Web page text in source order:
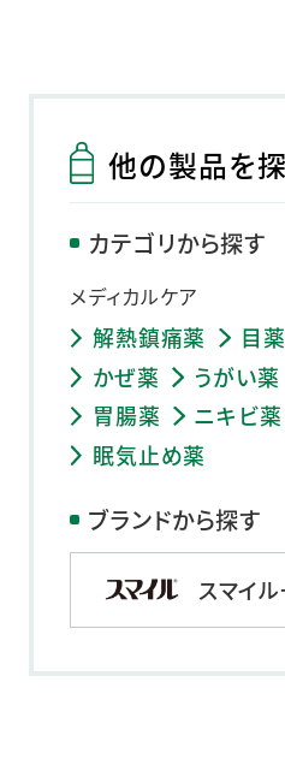
他の製品を
カテゴリから探す
メディカルケア
解熱鎮痛薬
目
かぜ薬
うがい薬
胃腸薬
ニキビ薬
眠気止め薬
ブランドから探す
スマイ